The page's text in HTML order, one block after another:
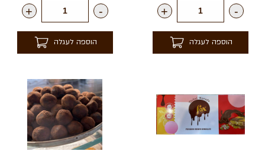
-
+
הוספה לעגלה
-
+
הוספה לעגלה